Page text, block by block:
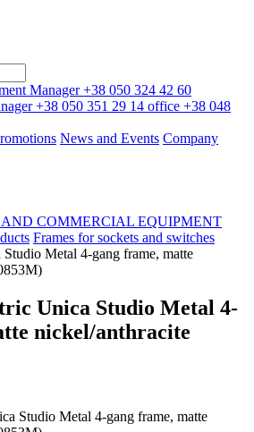
Manager+38 050 324 42 60
+38 050 351 29 14 office +38 048
News and Events Company
COMMERCIAL EQUIPMENT
Frames for sockets and switches
Metal 4-gang frame, matte
Unica Studio Metal 4-
nickel/anthracite